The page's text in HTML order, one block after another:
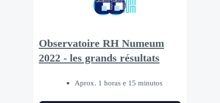
Observatoire RH Numeum
2022 - les grands résultats
Aprox. 1 horas e 15 minutos